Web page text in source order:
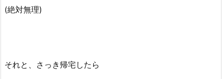
(絶対無理)
それと、さっき帰宅したら